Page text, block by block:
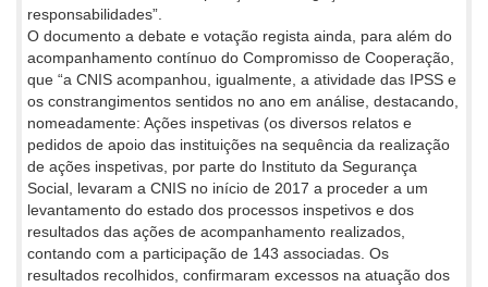
responsabilidades”.
O documento a debate e votação regista ainda, para além do
acompanhamento contínuo do Compromisso de Cooperação,
que “a CNIS acompanhou, igualmente, a atividade das IPSS e
os constrangimentos sentidos no ano em análise, destacando,
nomeadamente: Ações inspetivas (os diversos relatos e
pedidos de apoio das instituições na sequência da realização
de ações inspetivas, por parte do Instituto da Segurança
Social, levaram a CNIS no início de 2017 a proceder a um
levantamento do estado dos processos inspetivos e dos
resultados das ações de acompanhamento realizados,
contando com a participação de 143 associadas. Os
resultados recolhidos, confirmaram excessos na atuação dos